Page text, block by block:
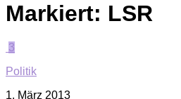
Markiert: LSR
3
Politik
1. März 2013